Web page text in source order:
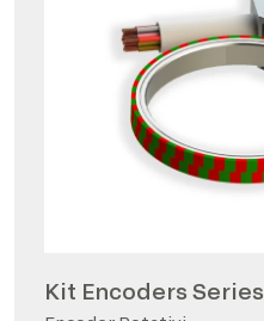
Kit Encoders Series